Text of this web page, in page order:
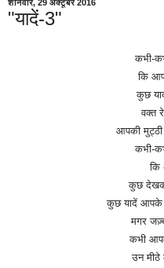
शनिवार, 29 अक्टूबर 2016
"यादें-3"
कभी-
कि
कुछ
वक्त
आपकी मुट्ठी
कभी-
कि
कुछ
कुछ यादें आपके
मगर
कभी
उन मीठे